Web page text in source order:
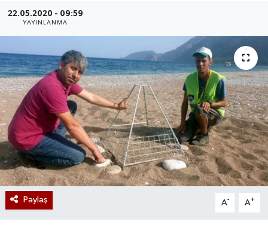
22.05.2020 - 09:59
YAYINLANMA
Paylaş A- A+